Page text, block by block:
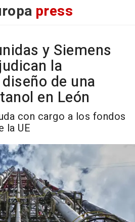
press
y Siemens
la
de una
en León
con cargo a los fondos
la UE